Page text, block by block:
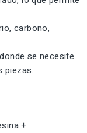
carbono,
se necesite
piezas.
+